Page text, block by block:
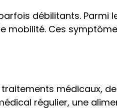
débilitants.
Ces
médicaux,
régulier, une